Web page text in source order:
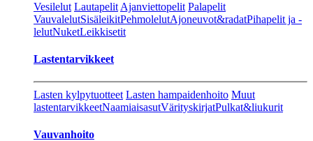
Vesilelut Lautapelit Ajanviettopelit Palapelit
VauvalelutSisäleikitPehmolelutAjoneuvot&radatPihapelit ja -
lelutNuketLeikkisetit
Lastentarvikkeet
Lasten kylpytuotteet Lasten hampaidenhoito Muut
lastentarvikkeetNaamiaisasutVärityskirjatPulkat&liukurit
Vauvanhoito